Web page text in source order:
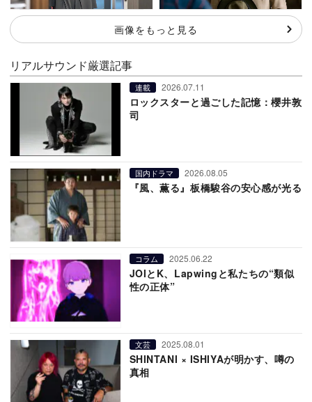
画像をもっと見る
リアルサウンド厳選記事
連載 2026.07.11
ロックスターと過ごした記憶：櫻井敦
司
国内ドラマ 2026.08.05
『風、薫る』板橋駿谷の安心感が光る
コラム 2025.06.22
JOIとK、Lapwingと私たちの“類似
性の正体”
文芸 2025.08.01
SHINTANI × ISHIYAが明かす、噂の
真相